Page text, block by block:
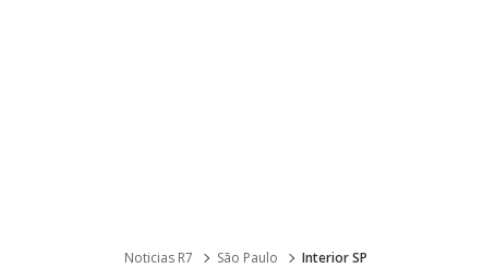
Noticias R7 São Paulo Interior SP